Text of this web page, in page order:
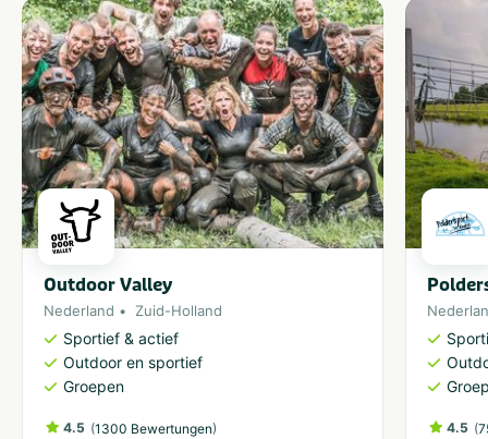
Geeignet für
Geschikt voor kinderen
Geschikt voor alle
leeftijden
Ferienunterkünfte
Staanplaats
Huuraccommodatie
Mindestfläche des Stellplatzes (m²)
van 100 tot 120
Art der Unterkunft
Chalet
Outdoor Valley
Nederland Zuid-Holland
Sportief & actief
Outdoor en sportief
Groepen
4.5 (1300 Bewertungen) 4.5 (